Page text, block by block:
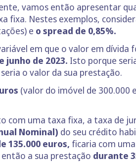
vamos então apresentar
fixa. Nestes exemplos,
e o spread de 0,85%.
em que o valor em dívida
junho de 2023. Isto porque
o valor da sua prestação.
(valor do imóvel de 300.000
com uma taxa fixa, a taxa de
Nominal) do seu crédito
135.000 euros, ficaria com uma
então a sua prestação durante